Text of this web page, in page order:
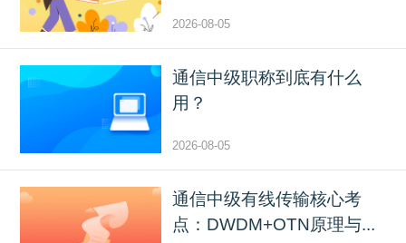
2026-08-05
通信中级职称到底有什么
用？
2026-08-05
通信中级有线传输核心考
点：DWDM+OTN原理与...